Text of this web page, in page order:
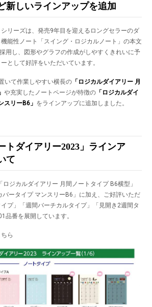
新しいラインアップを追加
シリーズは、発売9年目を迎えるロングセラーのダ
能性ノート「スイング・ロジカルノート」の本文
用し、図形やグラフの作成がしやすくきれいに予
として好評をいただいています。
いて作業しやすい横長の 「ロジカルダイアリー 月
や充実したノートページが特徴の 「ロジカルダイ
スリーB6」 をラインアップに追加しました。
トダイアリー2023」ラインア
て
ジカルダイアリー 月間ノートタイプ B6横型」
バータイプ マンスリーB6」に加え、ご好評いただ
プ」「週間バーチカルタイプ」「見開き2週間タ
品番を展開しています。
ら